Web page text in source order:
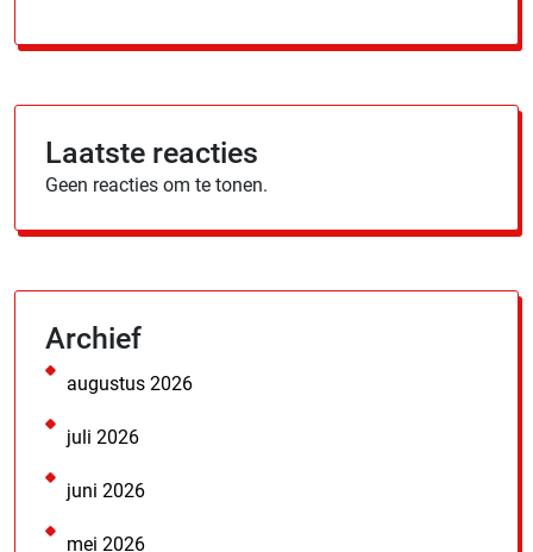
Laatste reacties
Geen reacties om te tonen.
Archief
augustus 2026
juli 2026
juni 2026
mei 2026